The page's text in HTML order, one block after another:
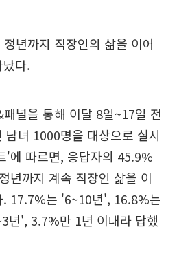
년까지 직장인의 삶을 이어
다.
널을 통해 이달 8일~17일 전
녀 1000명을 대상으로 실시
'에 따르면, 응답자의 45.9%
년까지 계속 직장인 삶을 이
. 17.7%는 '6~10년', 16.8%는
년', 3.7%만 1년 이내라 답했